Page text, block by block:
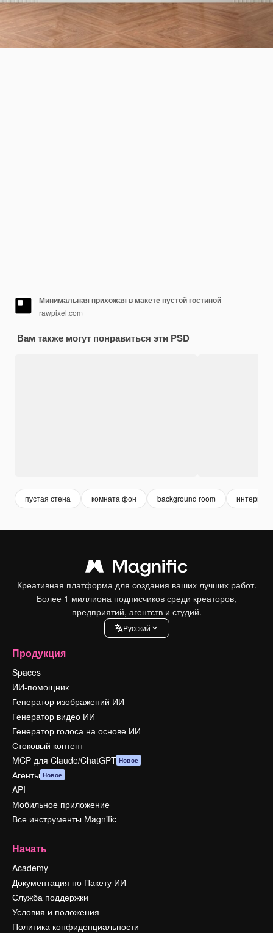
Минимальная прихожая в макете пустой гостиной
rawpixel.com
Вам также могут понравиться эти PSD
пустая стена комната фон background room интерьер
Креативная платформа для создания ваших лучших работ.
Более 1 миллиона подписчиков среди креаторов,
предприятий, агентств и студий.
Pусский
Продукция
Spaces
ИИ-помощник
Генератор изображений ИИ
Генератор видео ИИ
Генератор голоса на основе ИИ
Стоковый контент
MCP для Claude/ChatGPT Новое
Агенты Новое
API
Мобильное приложение
Все инструменты Magnific
Начать
Academy
Документация по Пакету ИИ
Служба поддержки
Условия и положения
Политика конфиденциальности